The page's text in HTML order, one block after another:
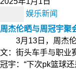
娱乐新闻
周杰伦晒与周冠宇聚
3月13日，周杰
文：街头车手与职业
冠宇：“下次pk篮